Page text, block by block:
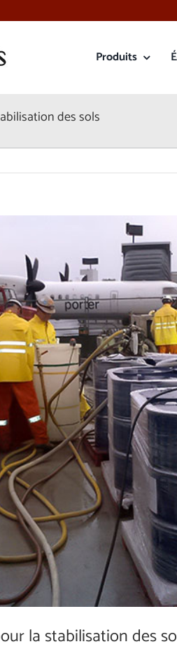
Produits
des sols
la stabilisation des